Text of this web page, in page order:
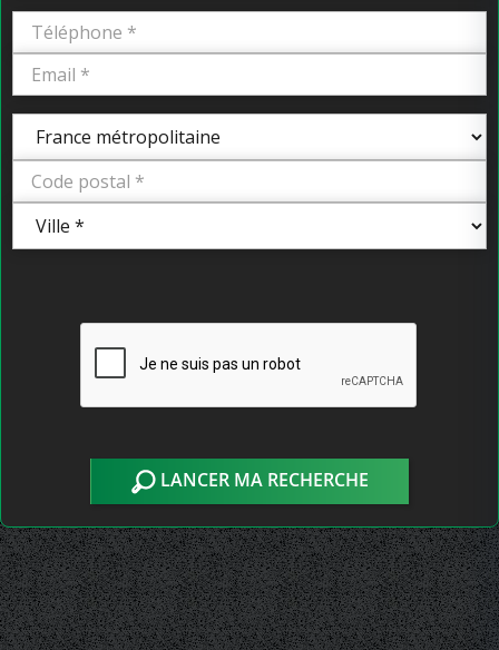
LANCER MA RECHERCHE